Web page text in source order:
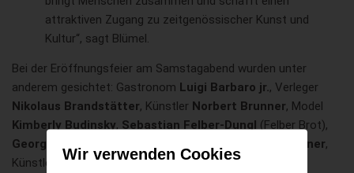
Wir verwenden Cookies
attraktiven Zugang zu zeitgenössischer Kunst und
Kultur“, sagt Blümel.
Bei der Eröffnungsfeier am Samstagabend wurden unter
anderem gesichtet: Gastronom Luigi Barbaro jr., Verleger
Nikolaus Brandstätter, Künstler Norbert Brunner, Model
Kimberly Budinsky, Sebastian Felber-Dungl (Felber Brot),
Georg Fechter
Niki Fellner,
Künstler
Martin Grandits, GaleristGerald Hartinger